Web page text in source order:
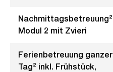
Nachmittagsbetreuung²
Modul 2 mit Zvieri
Ferienbetreuung ganzer
Tag² inkl. Frühstück,